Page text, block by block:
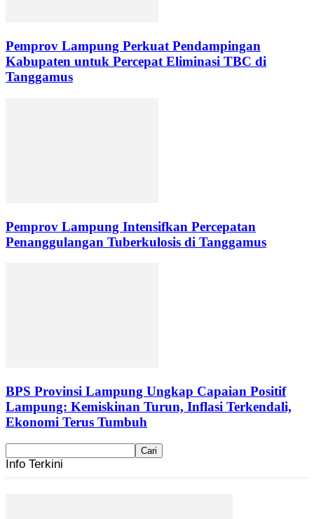
Pemprov Lampung Perkuat Pendampingan
Kabupaten untuk Percepat Eliminasi TBC di
Tanggamus
Pemprov Lampung Intensifkan Percepatan
Penanggulangan Tuberkulosis di Tanggamus
BPS Provinsi Lampung Ungkap Capaian Positif
Lampung: Kemiskinan Turun, Inflasi Terkendali,
Ekonomi Terus Tumbuh
Info Terkini